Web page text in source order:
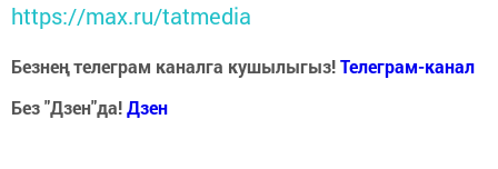
https://max.ru/tatmedia
Безнең телеграм каналга кушылыгыз!Телеграм-канал
Без "Дзен"да!Дзен